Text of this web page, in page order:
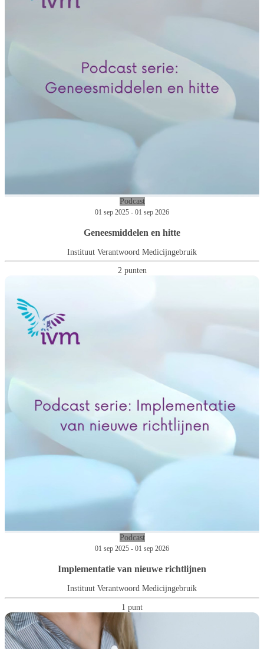
Podcast
01 sep 2025 - 01 sep 2026
Geneesmiddelen en hitte
Instituut Verantwoord Medicijngebruik
2 punten
Podcast
01 sep 2025 - 01 sep 2026
Implementatie van nieuwe richtlijnen
Instituut Verantwoord Medicijngebruik
1 punt